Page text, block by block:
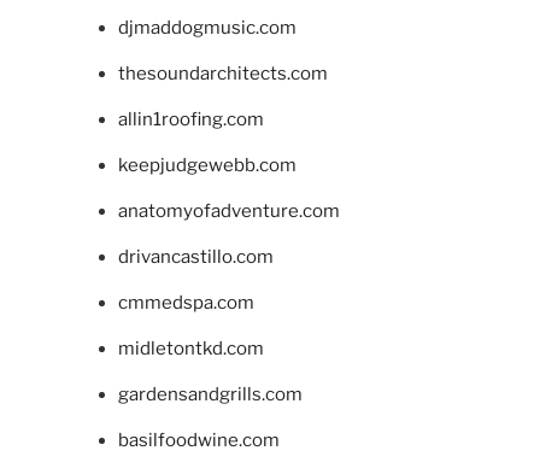
djmaddogmusic.com
thesoundarchitects.com
allin1roofing.com
keepjudgewebb.com
anatomyofadventure.com
drivancastillo.com
cmmedspa.com
midletontkd.com
gardensandgrills.com
basilfoodwine.com